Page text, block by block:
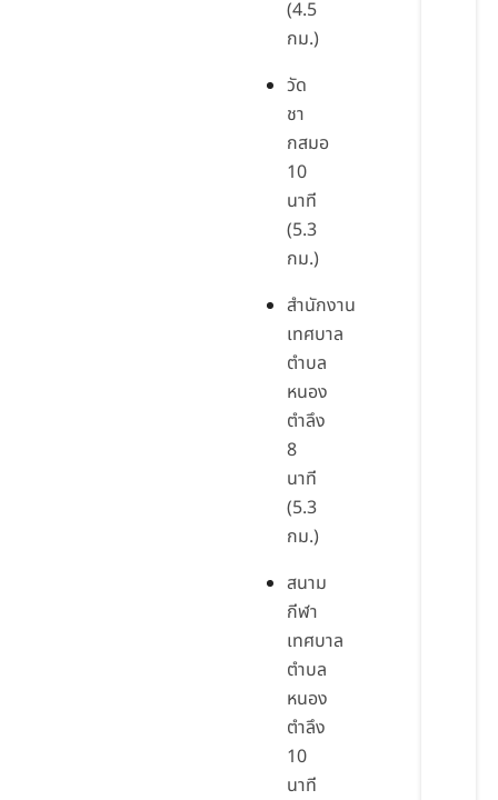
(4.5
กม.)
วัด
ชา
กสมอ
10
นาที
(5.3
กม.)
สำนักงาน
เทศบาล
ตำบล
หนอง
ตำลึง
8
นาที
(5.3
กม.)
สนาม
กีฬา
เทศบาล
ตำบล
หนอง
ตำลึง
10
นาที